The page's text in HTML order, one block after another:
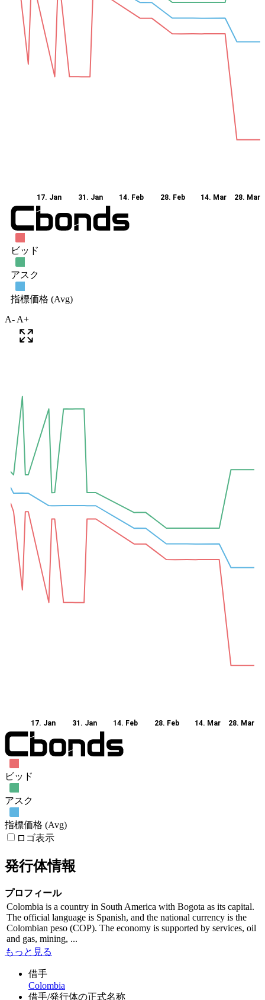
A- A+
17. Jan 31. Jan 14. Feb 28. Feb 14. Mar 28. Mar
ビッド
アスク
指標価格 (Avg)
ロゴ表示
発行体情報
プロフィール
Colombia is a country in South America with Bogota as its capital.
The official language is Spanish, and the national currency is the
Colombian peso (COP). The economy is supported by services, oil
and gas, mining, ...
もっと見る
借手
Colombia
借手/発行体の正式名称